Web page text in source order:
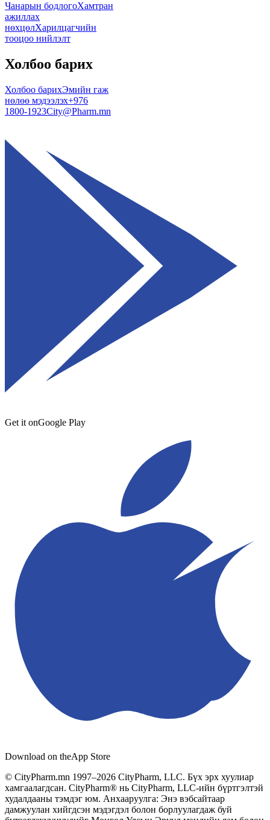
Чанарын бодлогоХамтран
ажиллах
нөхцөлХарилцагчийн
тооцоо нийлэлт
Холбоо барих
Холбоо барихЭмийн гаж
нөлөө мэдээлэх+976
1800-1923City@Pharm.mn
Get it onGoogle Play
Download on theApp Store
© CityPharm.mn 1997–2026 CityPharm, LLC. Бүх эрх хуулиар
хамгаалагдсан. CityPharm® нь CityPharm, LLC-ийн бүртгэлтэй
худалдааны тэмдэг юм. Анхааруулга: Энэ вэбсайтаар
дамжуулан хийгдсэн мэдэгдэл болон борлуулагдаж буй